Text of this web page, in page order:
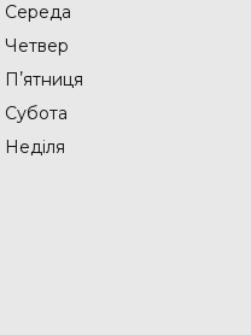
Середа
Четвер
Пʼятниця
Субота
Неділя